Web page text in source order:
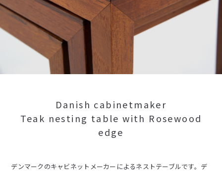
Danish cabinetmaker
Teak nesting table with Rosewood
edge
デンマークのキャビネットメーカーによるネストテーブルです。デ